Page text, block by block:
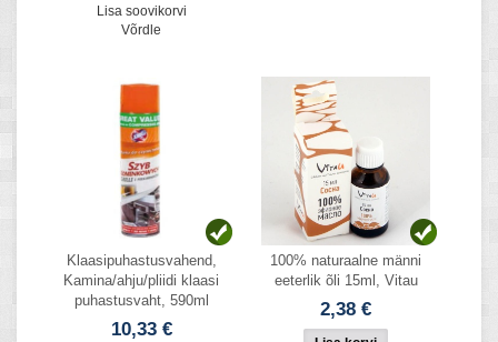
Lisa soovikorvi
Võrdle
Klaasipuhastusvahend,
Kamina/ahju/pliidi klaasi
puhastusvaht, 590ml
10,33 €
100% naturaalne männi
eeterlik õli 15ml, Vitau
2,38 €